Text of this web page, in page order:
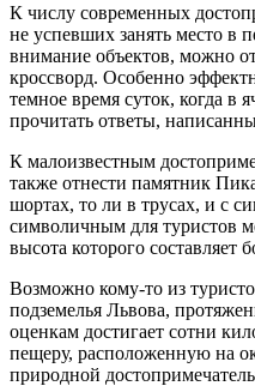
К числу современных
не успевших занять место в
внимание объектов, можно
кроссворд. Особенно
темное время суток, когда в
прочитать ответы,
К малоизвестным
также отнести памятник
шортах, то ли в трусах, и с
символичным для туристов
высота которого составляет
Возможно кому-то из
подземелья Львова,
оценкам достигает сотни
пещеру, расположенную на
природной